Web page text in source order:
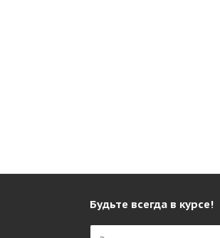
Будьте всегда в курсе!